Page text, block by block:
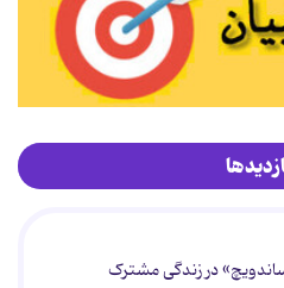
در زندگی مشترک